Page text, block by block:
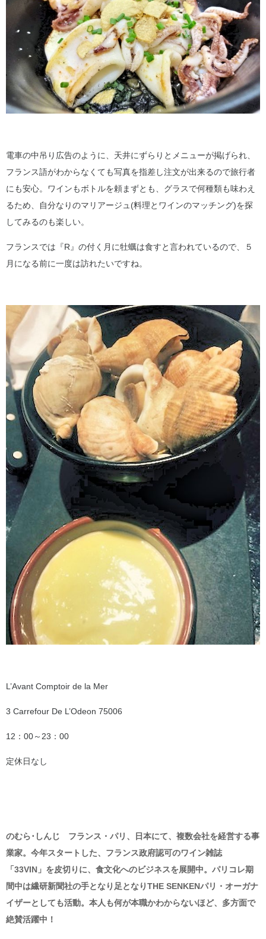
電車の中吊り広告のように、天井にずらりとメニューが掲げられ、
フランス語がわからなくても写真を指差し注文が出来るので旅行者
にも安心。ワインもボトルを頼まずとも、グラスで何種類も味わえ
るため、自分なりのマリアージュ(料理とワインのマッチング)を探
してみるのも楽しい。
フランスでは『R』の付く月に牡蠣は食すと言われているので、５
月になる前に一度は訪れたいですね。
L’Avant Comptoir de la Mer
3 Carrefour De L’Odeon 75006
12：00～23：00
定休日なし
のむら･しんじ フランス・パリ、日本にて、複数会社を経営する事
業家。今年スタートした、フランス政府認可のワイン雑誌
「33VIN」を皮切りに、食文化へのビジネスを展開中。パリコレ期
間中は繊研新聞社の手となり足となりTHE SENKENパリ・オーガナ
イザーとしても活動。本人も何が本職かわからないほど、多方面で
絶賛活躍中！